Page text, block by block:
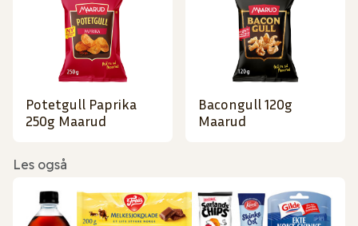
Potetgull Paprika
250g Maarud
Bacongull 120g
Maarud
Les også